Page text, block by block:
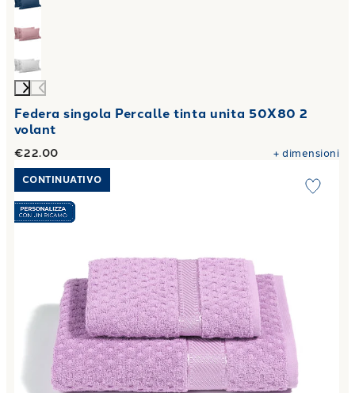
Federa singola Percalle tinta unita 50X80 2
volant
€22.00 +dimensioni
Link to "Asciugamano con Ospite Sirena in Cotone 450 gr/
CONTINUATIVO